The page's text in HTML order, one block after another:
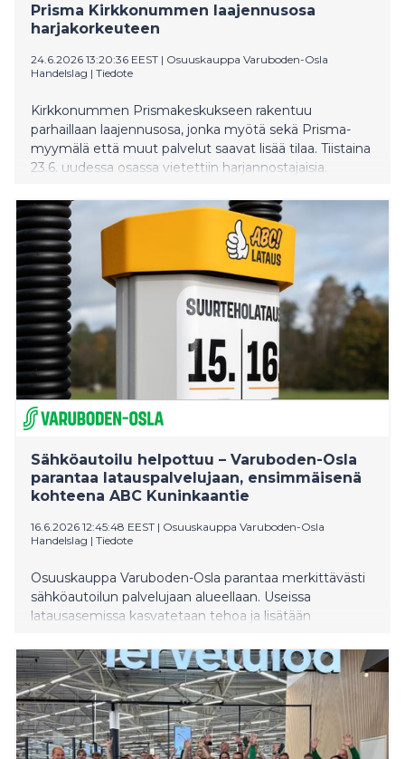
Prisma Kirkkonummen laajennusosa
harjakorkeuteen
24.6.2026 13:20:36 EEST | Osuuskauppa Varuboden-Osla
Handelslag | Tiedote
Kirkkonummen Prismakeskukseen rakentuu
parhaillaan laajennusosa, jonka myötä sekä Prisma-
myymälä että muut palvelut saavat lisää tilaa. Tiistaina
23.6. uudessa osassa vietettiin harjannostajaisia.
Sähköautoilu helpottuu – Varuboden-Osla
parantaa latauspalvelujaan, ensimmäisenä
kohteena ABC Kuninkaantie
16.6.2026 12:45:48 EEST | Osuuskauppa Varuboden-Osla
Handelslag | Tiedote
Osuuskauppa Varuboden-Osla parantaa merkittävästi
sähköautoilun palvelujaan alueellaan. Useissa
latausasemissa kasvatetaan tehoa ja lisätään
arjessa nopeampana lataamisena ja parempana
saatavuutena. Kehitystyö käynnistyy kesäkuun alussa
ABC Kuninkaantiellä, jossa latauskenttä kokee
huomattavan uudistuksen.